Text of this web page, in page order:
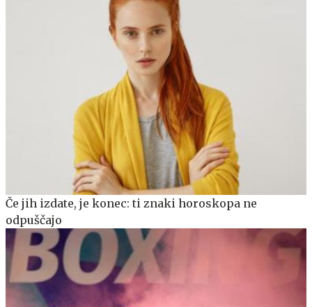
Če jih izdate, je konec: ti znaki horoskopa ne
odpuščajo